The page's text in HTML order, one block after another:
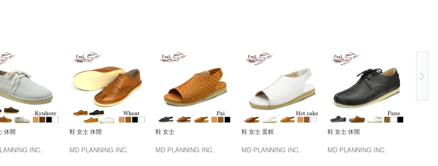
休閒
INC.
鞋 女士 休閒
MD PLANNING INC.
鞋 女士
MD PLANNING INC.
鞋 女士 蛋糕
MD PLANNING INC.
鞋 女士 休閒
MD PLANNING INC.